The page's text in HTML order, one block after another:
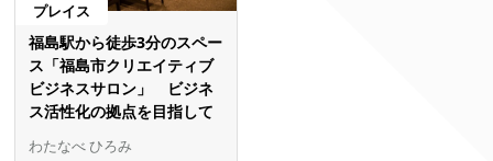
プレイス
福島駅から徒歩3分のスペー
ス「福島市クリエイティブ
ビジネスサロン」 ビジネ
ス活性化の拠点を目指して
わたなべ ひろみ